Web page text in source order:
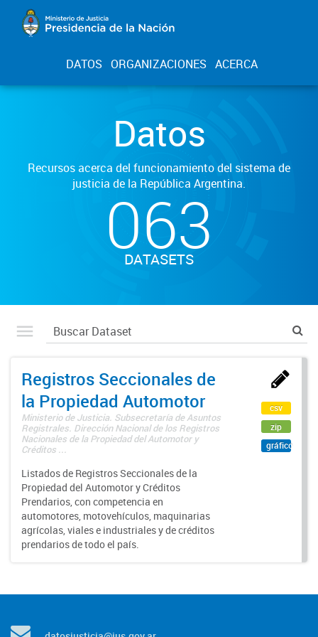
DATOS ORGANIZACIONES ACERCA
Datos
Recursos acerca del funcionamiento del sistema de
justicia de la República Argentina.
063
DATASETS
Registros Seccionales de
la Propiedad Automotor
Ministerio de Justicia. Subsecretaría de Asuntos
Registrales. Dirección Nacional de los Registros
Nacionales de la Propiedad del Automotor y
Créditos ...
Listados de Registros Seccionales de la
Propiedad del Automotor y Créditos
Prendarios, con competencia en
automotores, motovehículos, maquinarias
agrícolas, viales e industriales y de créditos
prendarios de todo el país.
csv
zip
gráfico